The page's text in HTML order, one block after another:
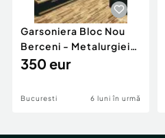
Garsoniera Bloc Nou
Berceni - Metalurgiei
Park - Postalionul
350 eur
Bucuresti 6 luni în urmă